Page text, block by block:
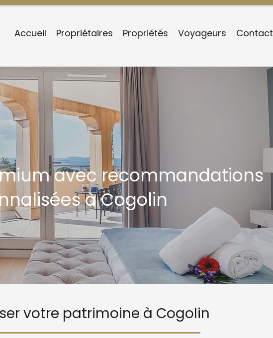
Accueil Propriétaires Propriétés Voyageurs Contact
avec recommandations
à Cogolin
votre patrimoine à Cogolin